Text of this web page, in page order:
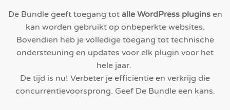
De Bundle geeft toegang totalle WordPress pluginsen
kan worden gebruikt op onbeperkte websites.
Bovendien heb je volledige toegang tot technische
ondersteuning en updates voor elk plugin voor het
hele jaar.
De tijd is nu! Verbeter je efficiëntie en verkrijg die
concurrentievoorsprong. Geef De Bundle een kans.